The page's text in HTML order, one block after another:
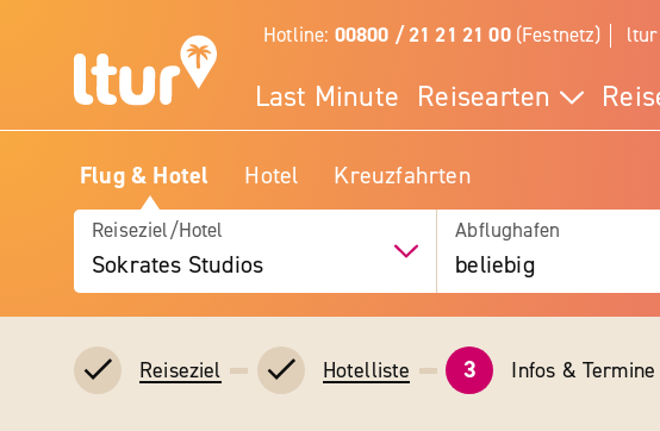
Hotline: 00800 / 21 21 21 00(Festnetz) ltur
Last Minute Reisearten
Flug & Hotel Hotel Kreuzfahrten
Reiseziel/Hotel
Sokrates Studios
Abflughafen
beliebig
Reiseziel Hotelliste 3 Infos & Termine